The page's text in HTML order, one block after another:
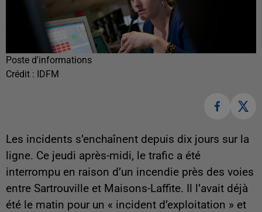
Poste d'informations
Crédit : IDFM
Les incidents s’enchaînent depuis dix jours sur la
ligne. Ce jeudi après-midi, le trafic a été
interrompu en raison d’un incendie près des voies
entre Sartrouville et Maisons-Laffite. Il l’avait déjà
été le matin pour un « incident d’exploitation » et